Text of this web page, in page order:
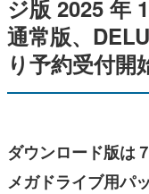
ジ版 2025 年
通常版、
り予約受付開
ダウンロード版は
メガドライブ用パ